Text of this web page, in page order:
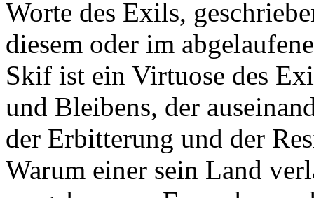
Worte des Exils,
diesem oder im
Skif ist ein Virtuose des
und Bleibens, der
der Erbitterung und der
Warum einer sein Land